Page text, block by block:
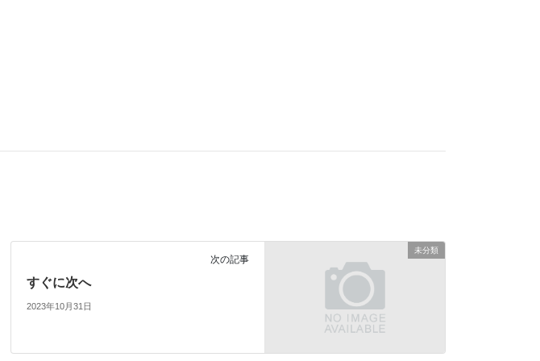
未分類
次の記事
すぐに次へ
2023年10月31日